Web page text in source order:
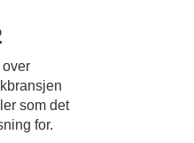
som det
for.